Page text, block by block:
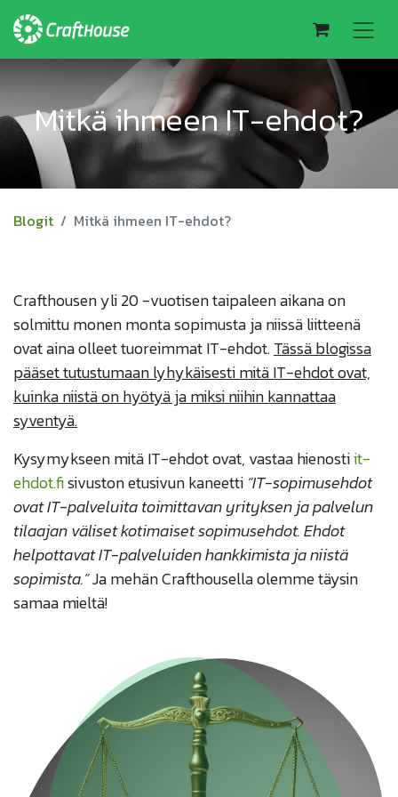
Mitkä ihmeen IT-ehdot?
Blogit Mitkä ihmeen IT-ehdot?
Crafthousen yli 20 -vuotisen taipaleen aikana on
solmittu monen monta sopimusta ja niissä liitteenä
ovat aina olleet tuoreimmat IT-ehdot.Tässä blogissa
pääset tutustumaan lyhykäisesti mitä IT-ehdot ovat,
kuinka niistä on hyötyä ja miksi niihin kannattaa
syventyä.
Kysymykseen mitä IT-ehdot ovat, vastaa hienostiit-
ehdot.fisivuston etusivun kaneetti ”IT-sopimusehdot
ovat IT-palveluita toimittavan yrityksen ja palvelun
tilaajan väliset kotimaiset sopimusehdot. Ehdot
helpottavat IT-palveluiden hankkimista ja niistä
sopimista.”Ja mehän Crafthousella olemme täysin
samaa mieltä!